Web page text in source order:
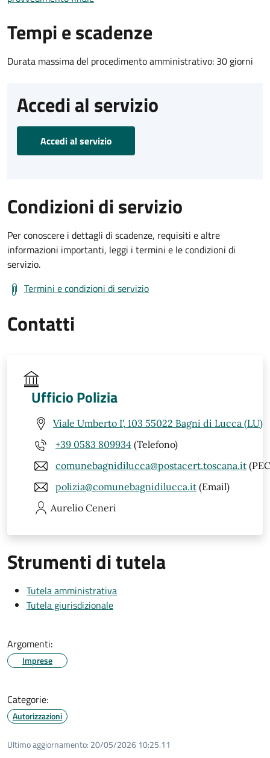
Tempi e scadenze
Durata massima del procedimento amministrativo: 30 giorni
Accedi al servizio
Accedi al servizio
Condizioni di servizio
Per conoscere i dettagli di scadenze, requisiti e altre
informazioni importanti, leggi i termini e le condizioni di
servizio.
Termini e condizioni di servizio
Contatti
Ufficio Polizia
Viale Umberto I', 103 55022 Bagni di Lucca (LU)
+39 0583 809934 (Telefono)
comunebagnidilucca@postacert.toscana.it
polizia@comunebagnidilucca.it (Email)
Aurelio Ceneri
Strumenti di tutela
Tutela amministrativa
Tutela giurisdizionale
Argomenti:
Imprese
Categorie:
Autorizzazioni
Ultimo aggiornamento: 20/05/2026 10:25.11